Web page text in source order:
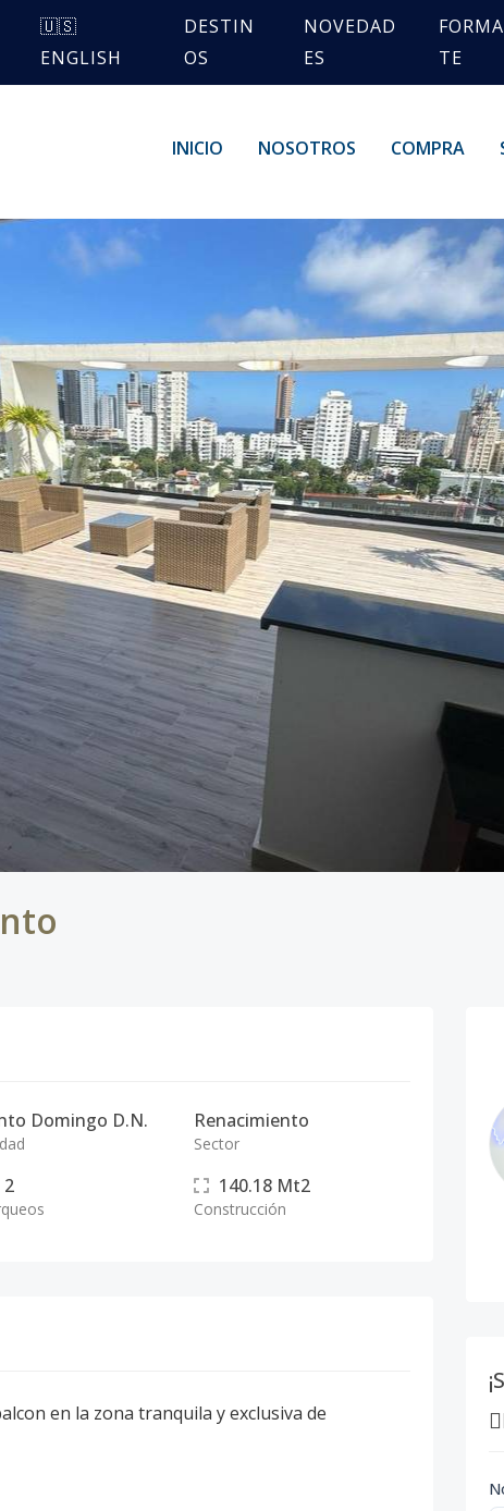
🇺🇸
ENGLISH
DESTIN
OS
NOVEDAD
ES
TE
INICIO NOSOTROS COMPRA
Domingo D.N. Renacimiento
Sector
2 140.18 Mt2
Construcción
en la zona tranquila y exclusiva de